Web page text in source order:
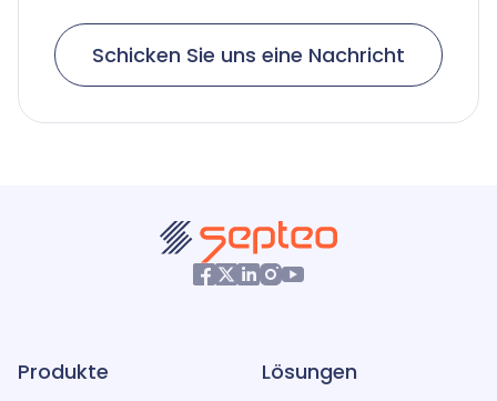
Schicken Sie uns eine Nachricht
Produkte Lösungen